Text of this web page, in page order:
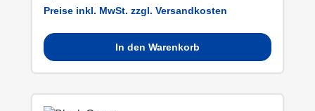
Preise inkl. MwSt. zzgl. Versandkosten
In den Warenkorb